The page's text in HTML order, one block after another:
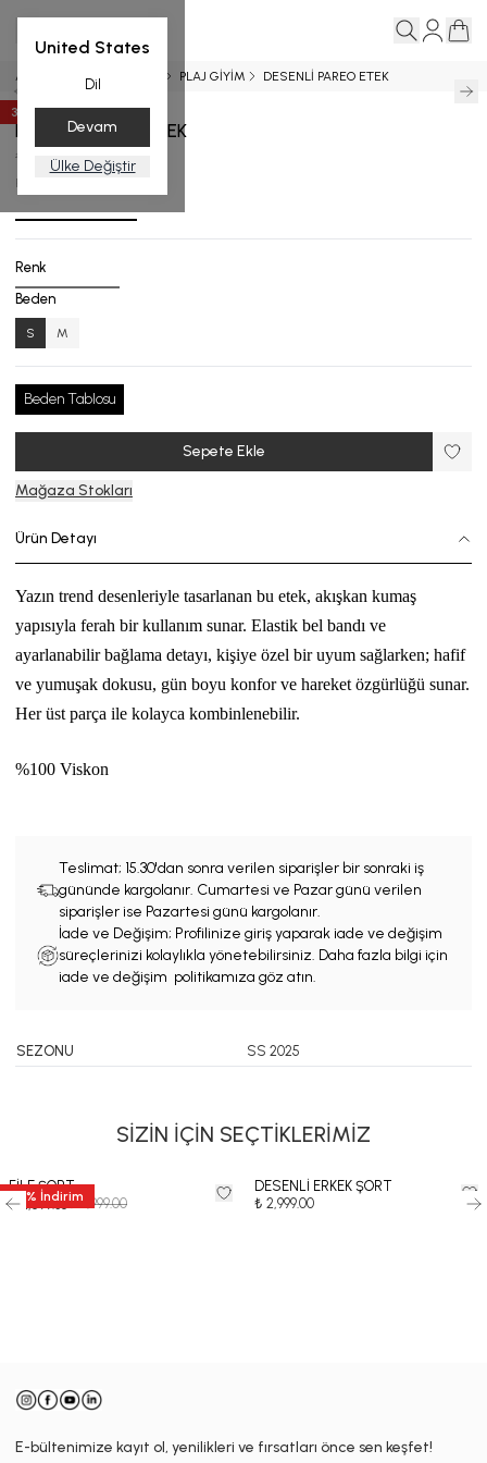
United States
Dil
Devam
Ülke Değiştir
Ana Sayfa PAREO ETEK PLAJ GİYİM DESENLİ PAREO ETEK
35 %İndirim
DESENLİ PAREO ETEK
₺ 7,999.00₺ 5,199.35
PE.3701-25_R133_S
Renk
Beden
S M
Beden Tablosu
Sepete Ekle
Mağaza Stokları
Ürün Detayı
Yazın trend desenleriyle tasarlanan bu etek, akışkan kumaş
yapısıyla ferah bir kullanım sunar. Elastik bel bandı ve
ayarlanabilir bağlama detayı, kişiye özel bir uyum sağlarken; hafif
ve yumuşak dokusu, gün boyu konfor ve hareket özgürlüğü sunar.
Her üst parça ile kolayca kombinlenebilir.
%100 Viskon
Teslimat; 15.30'dan sonra verilen siparişler bir sonraki iş
gününde kargolanır. Cumartesi ve Pazar günü verilen
siparişler ise Pazartesi günü kargolanır.
İade ve Değişim; Profilinize giriş yaparak iade ve değişim
süreçlerinizi kolaylıkla yönetebilirsiniz. Daha fazla bilgi için
iade ve değişim politikamıza göz atın.
SEZONU SS 2025
SİZİN İÇİN SEÇTİKLERİMİZ
35 % İndirim
FİLE ŞORT
₺ 2,599.35 ₺ 3,999.00
DESENLİ ERKEK ŞORT
₺ 2,999.00
E-bültenimize kayıt ol, yenilikleri ve fırsatları önce sen keşfet!